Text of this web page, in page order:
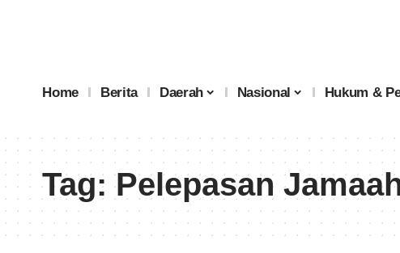
Home Berita Daerah Nasional Hukum &
Tag:Pelepasan